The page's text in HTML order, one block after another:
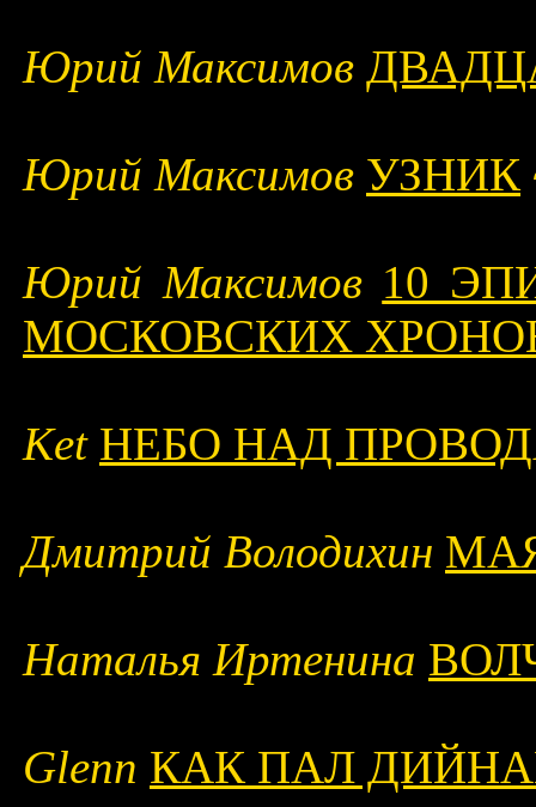
Юрий Максимов
Юрий Максимов УЗНИК
Юрий Максимов 10
МОСКОВСКИХ
Ket НЕБО НАД
Дмитрий Володихин
Наталья Иртенина
Glenn КАК ПАЛ